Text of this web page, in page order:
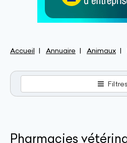
Accueil Annuaire Animaux
Filtres
Pharmacies